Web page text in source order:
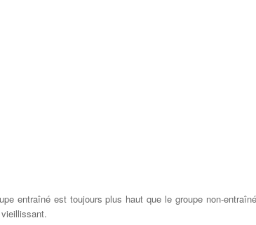
entraîné est toujours plus haut que le groupe non-